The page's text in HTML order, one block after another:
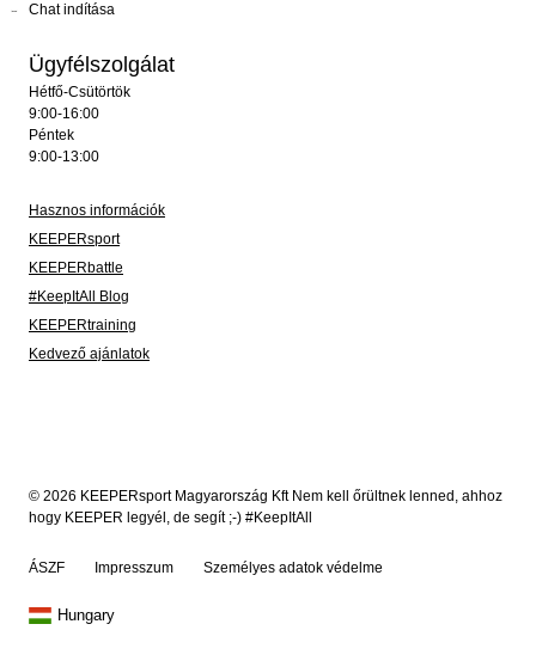
Chat indítása
Ügyfélszolgálat
Hétfő-Csütörtök
9:00-16:00
Péntek
9:00-13:00
Hasznos információk
KEEPERsport
KEEPERbattle
#KeepItAll Blog
KEEPERtraining
Kedvező ajánlatok
© 2026 KEEPERsport Magyarország Kft Nem kell őrültnek lenned, ahhoz
hogy KEEPER legyél, de segít ;-) #KeepItAll
ÁSZF Impresszum Személyes adatok védelme
Hungary